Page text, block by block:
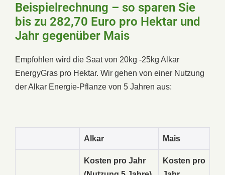
Beispielrechnung – so sparen Sie
bis zu 282,70 Euro pro Hektar und
Jahr gegenüber Mais
Empfohlen wird die Saat von 20kg -25kg Alkar
EnergyGras pro Hektar. Wir gehen von einer Nutzung
der Alkar Energie-Pflanze von 5 Jahren aus:
Alkar Mais
Kosten pro Jahr
Kosten pro